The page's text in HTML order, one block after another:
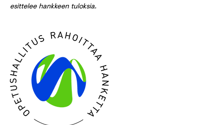
esittelee hankkeen tuloksia.